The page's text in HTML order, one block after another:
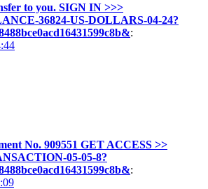
to you. SIGN IN >>>
36824-US-DOLLARS-04-24?
:
No. 909551 GET ACCESS >>
05-05-8?
: